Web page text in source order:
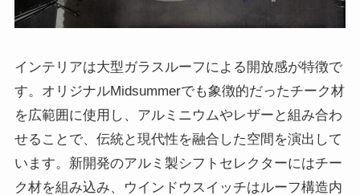
インテリアは大型ガラスルーフによる開放感が特徴で
す。オリジナルMidsummerでも象徴的だったチーク材
を広範囲に使用し、アルミニウムやレザーと組み合わ
せることで、伝統と現代性を融合した空間を演出して
います。新開発のアルミ製シフトセレクターにはチー
ク材を組み込み、ウインドウスイッチはルーフ構造内